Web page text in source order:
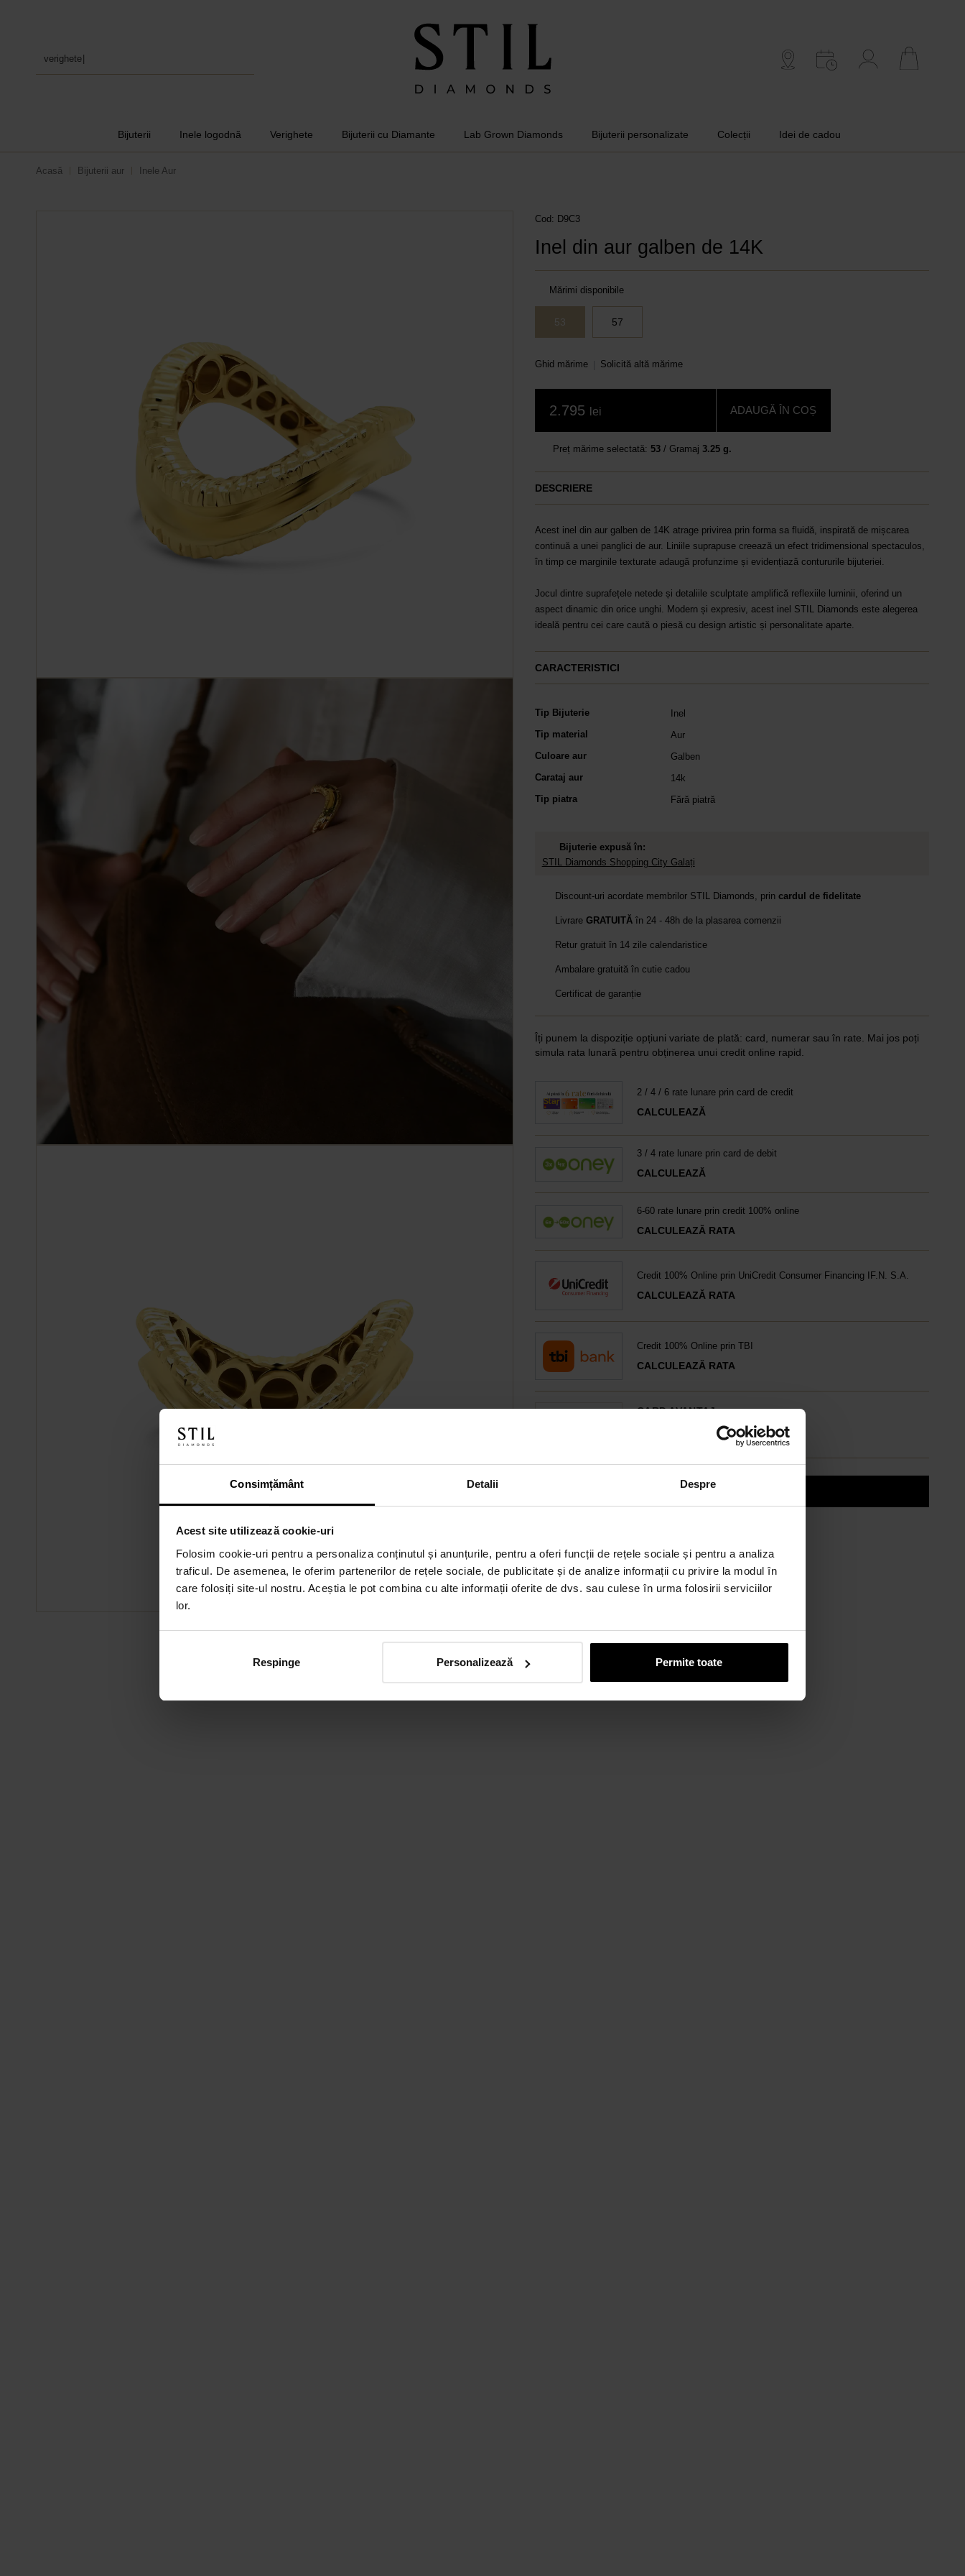
Consimțământ Detalii Despre
Acest site utilizează cookie-uri
Folosim cookie-uri pentru a personaliza conținutul și anunțurile, pentru a oferi funcții de rețele sociale și pentru a analiza
traficul. De asemenea, le oferim partenerilor de rețele sociale, de publicitate și de analize informații cu privire la modul în
care folosiți site-ul nostru. Aceștia le pot combina cu alte informații oferite de dvs. sau culese în urma folosirii serviciilor
lor.
Respinge Personalizează Permite toate
verighete
Bijuterii Inele logodnă Verighete Bijuterii cu Diamante Lab Grown Diamonds Bijuterii personalizate Colecții Idei de cadou
Acasă Bijuterii aur Inele Aur
Cod: D9C3
Inel din aur galben de 14K
Mărimi disponibile
53 57
Ghid mărime Solicită altă mărime
2.795 lei ADAUGĂ ÎN COȘ
Preț mărime selectată: 53/ Gramaj 3.25 g.
DESCRIERE
Acest inel din aur galben de 14K atrage privirea prin forma sa fluidă, inspirată de mișcarea
continuă a unei panglici de aur. Liniile suprapuse creează un efect tridimensional spectaculos,
în timp ce marginile texturate adaugă profunzime și evidențiază contururile bijuteriei.
Jocul dintre suprafețele netede și detaliile sculptate amplifică reflexiile luminii, oferind un
aspect dinamic din orice unghi. Modern și expresiv, acest inel STIL Diamonds este alegerea
ideală pentru cei care caută o piesă cu design artistic și personalitate aparte.
CARACTERISTICI
Tip Bijuterie
Inel
Tip material
Aur
Culoare aur
Galben
Carataj aur
14k
Tip piatra
Fără piatră
Bijuterie expusă în:
STIL Diamonds Shopping City Galați
Discount-uri acordate membrilor STIL Diamonds, prin cardul de fidelitate
Livrare GRATUITĂîn 24 - 48h de la plasarea comenzii
Retur gratuit în 14 zile calendaristice
Ambalare gratuită în cutie cadou
Certificat de garanție
Îți punem la dispoziție opțiuni variate de plată: card, numerar sau în rate. Mai jos poți
simula rata lunară pentru obținerea unui credit online rapid.
2 / 4 / 6 rate lunare prin card de credit
CALCULEAZĂ
3 / 4 rate lunare prin card de debit
CALCULEAZĂ
6-60 rate lunare prin credit 100% online
CALCULEAZĂ RATA
Credit 100% Online prin UniCredit Consumer Financing IF.N. S.A.
CALCULEAZĂ RATA
Credit 100% Online prin TBI
CALCULEAZĂ RATA
CARD AVANTAJ
Până la 24 de rate fără dobândă.
Discută cu un consultant